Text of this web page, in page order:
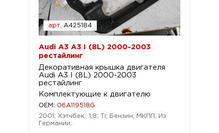
арт. A425184
Audi A3 A3 I (8L) 2000-2003
рестайлинг
Декоративная крышка двигателя
Audi A3 I (8L) 2000-2003
рестайлинг
Комплектующие к двигателю
OEM: 06A119518G
2001; Хэтчбек.; 1,8; Ti; Бензин; МКПП; Из
Германии.